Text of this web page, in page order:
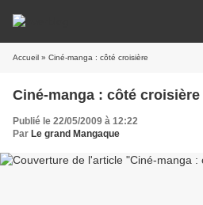
Accueil » Ciné-manga : côté croisière
Ciné-manga : côté croisière
Publié le 22/05/2009 à 12:22
Par Le grand Mangaque